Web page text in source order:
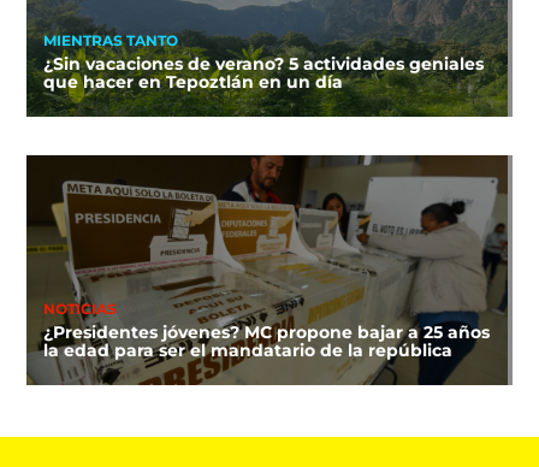
MIENTRAS TANTO
¿Sin vacaciones de verano? 5 actividades geniales
que hacer en Tepoztlán en un día
NOTICIAS
¿Presidentes jóvenes? MC propone bajar a 25 años
la edad para ser el mandatario de la república